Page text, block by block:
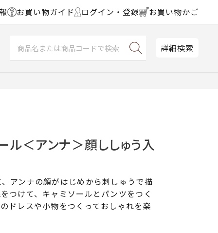
お買い物ガイド ログイン・登録 お買い物かご
詳細検索
ル＜アンナ＞顔ししゅう入
アンナの顔がはじめから刺しゅうで描
つけて、キャミソールとパンツをつく
ドレスや小物をつくっておしゃれを楽